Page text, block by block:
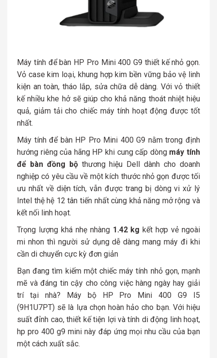
Máy tính để bàn HP Pro Mini 400 G9 thiết kế nhỏ gọn.
Vỏ case kim loại, khung hợp kim bền vững bảo vệ linh
kiện an toàn, tháo lắp, sửa chữa dễ dàng. Với vỏ thiết
kế nhiều khe hở sẽ giúp cho khả năng thoát nhiệt hiệu
quả, giảm tải cho chiếc máy tính hoạt động được tốt
nhất.
Máy tính để bàn HP Pro Mini 400 G9 nằm trong định
hướng riêng của hãng HP khi cung cấp dòng máy tính
để bàn đồng bộ thương hiệu Dell dành cho doanh
nghiệp có yêu cầu về một kích thước nhỏ gọn được tối
ưu nhất về diện tích, vẫn được trang bị dòng vi xử lý
Intel thệ hệ 12 tân tiến nhất cùng khả năng mở rộng và
kết nối linh hoạt.
Trọng lượng khá nhẹ nhàng 1.42 kg kết hợp vẻ ngoài
mi nhon thì người sử dụng dễ dàng mang máy đi khi
cần di chuyển cực kỳ đơn giản
Bạn đang tìm kiếm một chiếc máy tính nhỏ gọn, mạnh
mẽ và đáng tin cậy cho công việc hàng ngày hay giải
trí tại nhà? Máy bộ HP Pro Mini 400 G9 I5
(9H1U7PT) sẽ là lựa chọn hoàn hảo cho bạn. Với hiệu
suất đỉnh cao, thiết kế tiện lợi và tính di động linh hoạt,
hp pro 400 g9 mini này đáp ứng mọi nhu cầu của bạn
một cách xuất sắc.